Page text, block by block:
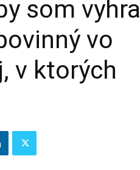
som vyhral
vo
v ktorých